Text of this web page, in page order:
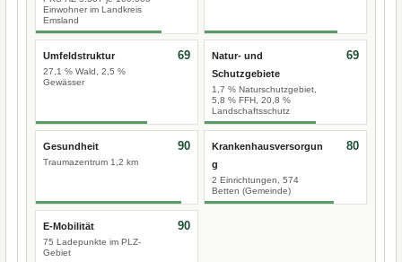
Einwohner im Landkreis
Emsland
Umfeldstruktur
27,1 % Wald, 2,5 %
Gewässer
69
Natur- und
Schutzgebiete
1,7 % Naturschutzgebiet,
5,8 % FFH, 20,8 %
Landschaftsschutz
69
Gesundheit
Traumazentrum 1,2 km
90
Krankenhausversorgun
g
2 Einrichtungen, 574
Betten (Gemeinde)
80
E-Mobilität
75 Ladepunkte im PLZ-
Gebiet
90